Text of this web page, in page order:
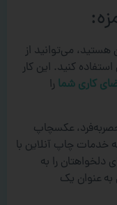
می‌توانید از
کنید. این کار
کاری شما را
عکسچاپ
خدمات چاپ آنلاین با
دلخواهتان را به
به عنوان یک